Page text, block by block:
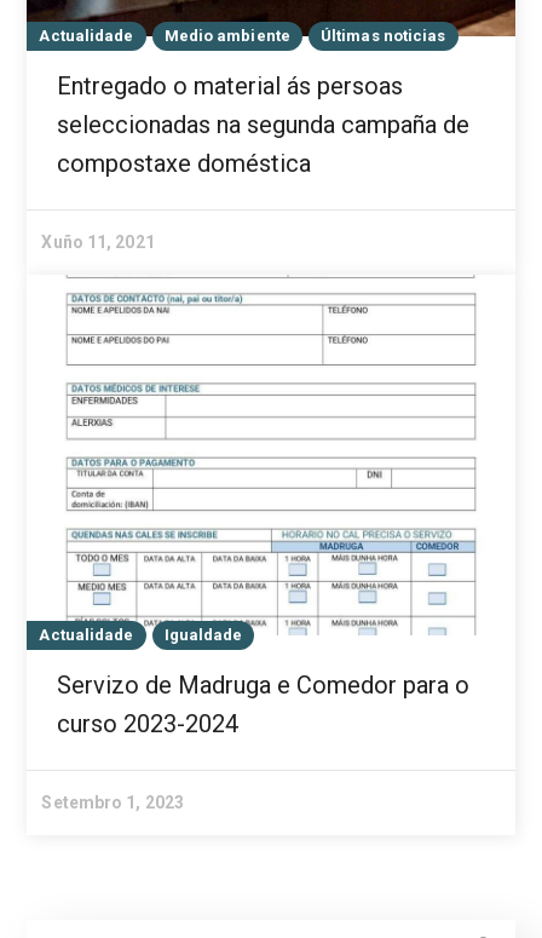
Actualidade Medio ambiente Últimas noticias
Entregado o material ás persoas
seleccionadas na segunda campaña de
compostaxe doméstica
Xuño 11, 2021
Actualidade Igualdade
Servizo de Madruga e Comedor para o
curso 2023-2024
Setembro 1, 2023